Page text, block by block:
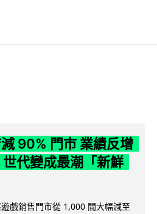
90% 門市 業績反增
代變成最潮「新鮮
戲銷售門市從 1,000 間大幅減至